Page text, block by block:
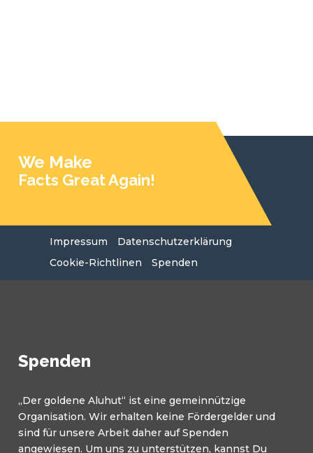
We Make
Facts Great Again!
Impressum
Datenschutzerklärung
Cookie-Richtlinen
Spenden
Spenden
„Der goldene Aluhut“ ist eine gemeinnützige
Organisation. Wir erhalten keine Fördergelder und
sind für unsere Arbeit daher auf Spenden
angewiesen. Um uns zu unterstützen, kannst Du